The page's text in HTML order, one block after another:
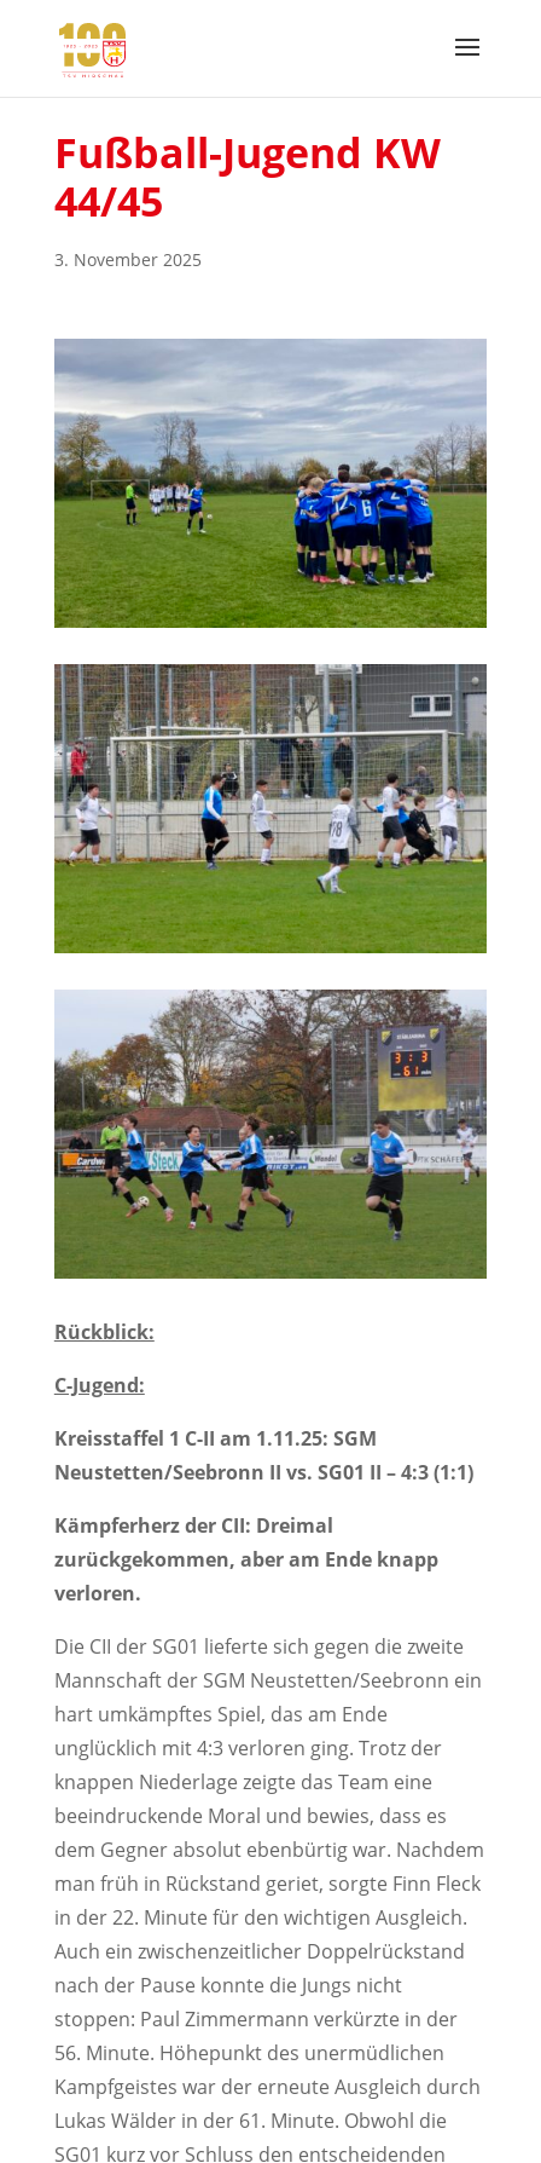
Fußball-Jugend KW
44/45
3. November 2025
Rückblick:
C-Jugend:
Kreisstaffel 1 C-II am 1.11.25: SGM
Neustetten/Seebronn II vs. SG01 II – 4:3 (1:1)
Kämpferherz der CII: Dreimal
zurückgekommen, aber am Ende knapp
verloren.
Die CII der SG01 lieferte sich gegen die zweite
Mannschaft der SGM Neustetten/Seebronn ein
hart umkämpftes Spiel, das am Ende
unglücklich mit 4:3 verloren ging. Trotz der
knappen Niederlage zeigte das Team eine
beeindruckende Moral und bewies, dass es
dem Gegner absolut ebenbürtig war. Nachdem
man früh in Rückstand geriet, sorgte Finn Fleck
in der 22. Minute für den wichtigen Ausgleich.
Auch ein zwischenzeitlicher Doppelrückstand
nach der Pause konnte die Jungs nicht
stoppen: Paul Zimmermann verkürzte in der
56. Minute. Höhepunkt des unermüdlichen
Kampfgeistes war der erneute Ausgleich durch
Lukas Wälder in der 61. Minute. Obwohl die
SG01 kurz vor Schluss den entscheidenden